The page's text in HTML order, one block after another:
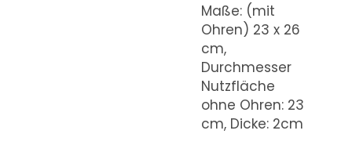
Maße: (mit
Ohren) 23 x 26
cm,
Durchmesser
Nutzfläche
ohne Ohren: 23
cm, Dicke: 2cm